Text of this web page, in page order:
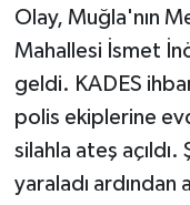
Olay, Muğla'nın
Mahallesi İsmet
geldi. KADES
polis ekiplerine
silahla ateş açıldı.
yaraladı ardından